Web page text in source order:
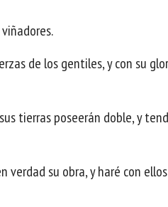
de los gentiles, y con su
tierras poseerán doble, y
verdad su obra, y haré con